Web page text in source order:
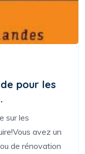
pour les
sur les
avez un
de rénovation